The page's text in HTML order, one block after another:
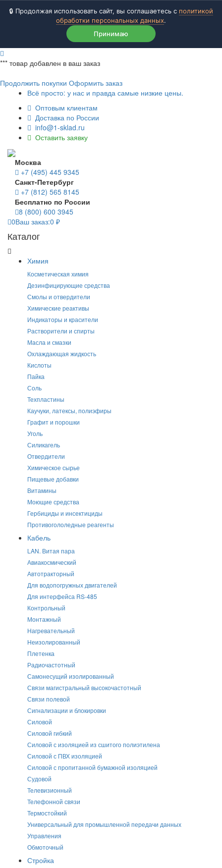
🔒 Продолжая использовать сайт, вы соглашаетесь с политикой
обработки персональных данных.
Принимаю
*** товар добавлен в ваш заказ
Продолжить покупки Оформить заказ
Всё просто: у нас и правда самые низкие цены.
Оптовым клиентам
Доставка по России
info@1-sklad.ru
Оставить заявку
Москва
+7 (495) 445 9345
Санкт-Петербург
+7 (812) 565 8145
Бесплатно по России
8 (800) 600 3945
0Ваш заказ:0 ₽
Каталог
Химия
Косметическая химия
Дезинфицирующие средства
Смолы и отвердители
Химические реактивы
Индикаторы и красители
Растворители и спирты
Масла и смазки
Охлаждающая жидкость
Кислоты
Пайка
Соль
Техпластины
Каучуки, латексы, полиэфиры
Графит и порошки
Уголь
Силикагель
Отвердители
Химическое сырье
Пищевые добавки
Витамины
Моющие средства
Гербициды и инсектициды
Противогололедные реагенты
Кабель
LAN. Витая пара
Авиакосмический
Автотракторный
Для водопогружных двигателей
Для интерфейса RS-485
Контрольный
Монтажный
Нагревательный
Неизолированный
Плетенка
Радиочастотный
Самонесущий изолированный
Связи магистральный высокочастотный
Связи полевой
Сигнализации и блокировки
Силовой
Силовой гибкий
Силовой с изоляцией из сшитого полиэтилена
Силовой с ПВХ изоляцией
Силовой с пропитанной бумажной изоляцией
Судовой
Телевизионный
Телефонной связи
Термостойкий
Универсальный для промышленной передачи данных
Управления
Обмоточный
Стройка